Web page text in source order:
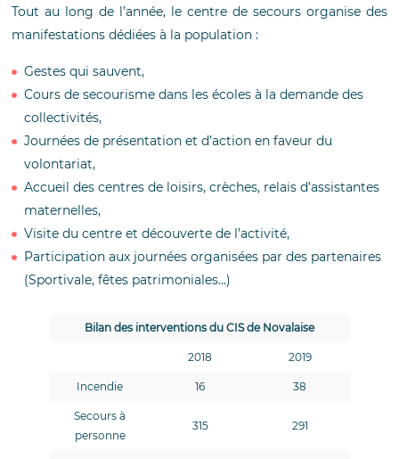
Tout au long de l’année, le centre de secours organise des
manifestations dédiées à la population :
Gestes qui sauvent,
Cours de secourisme dans les écoles à la demande des
collectivités,
Journées de présentation et d’action en faveur du
volontariat,
Accueil des centres de loisirs, crèches, relais d’assistantes
maternelles,
Visite du centre et découverte de l’activité,
Participation aux journées organisées par des partenaires
(Sportivale, fêtes patrimoniales…)
Bilan des interventions du CIS de Novalaise
2018 2019
Incendie 16 38
Secours à
personne
315 291